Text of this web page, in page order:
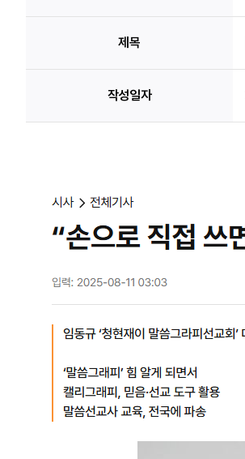
제목
작성일자